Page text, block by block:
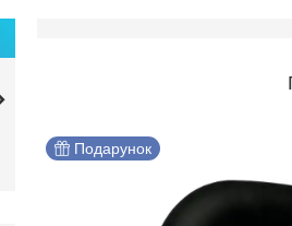
Подарунок